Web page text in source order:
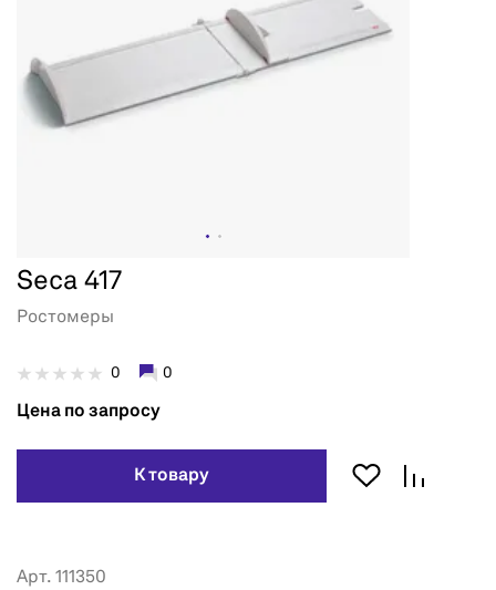
Seca 417
Ростомеры
0 0
Цена по запросу
К товару
Арт. 111350